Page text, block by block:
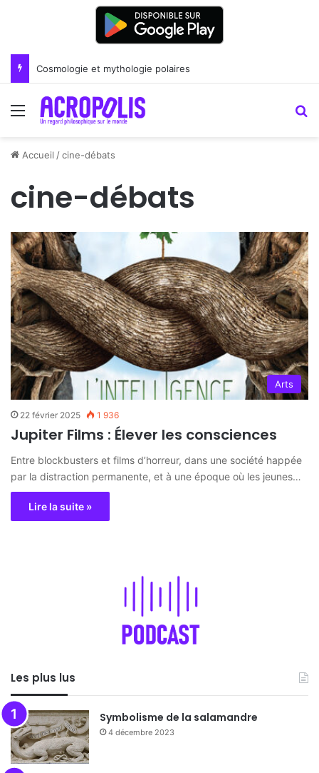
Cosmologie et mythologie polaires
Menu
Accueil /cine-débats
cine-débats
Arts
22 février 2025 1 936
Jupiter Films : Élever les consciences
Entre blockbusters et films d’horreur, dans une société happée
par la distraction permanente, et à une époque où les jeunes…
Lire la suite »
Les plus lus
Symbolisme de la salamandre
4 décembre 2023